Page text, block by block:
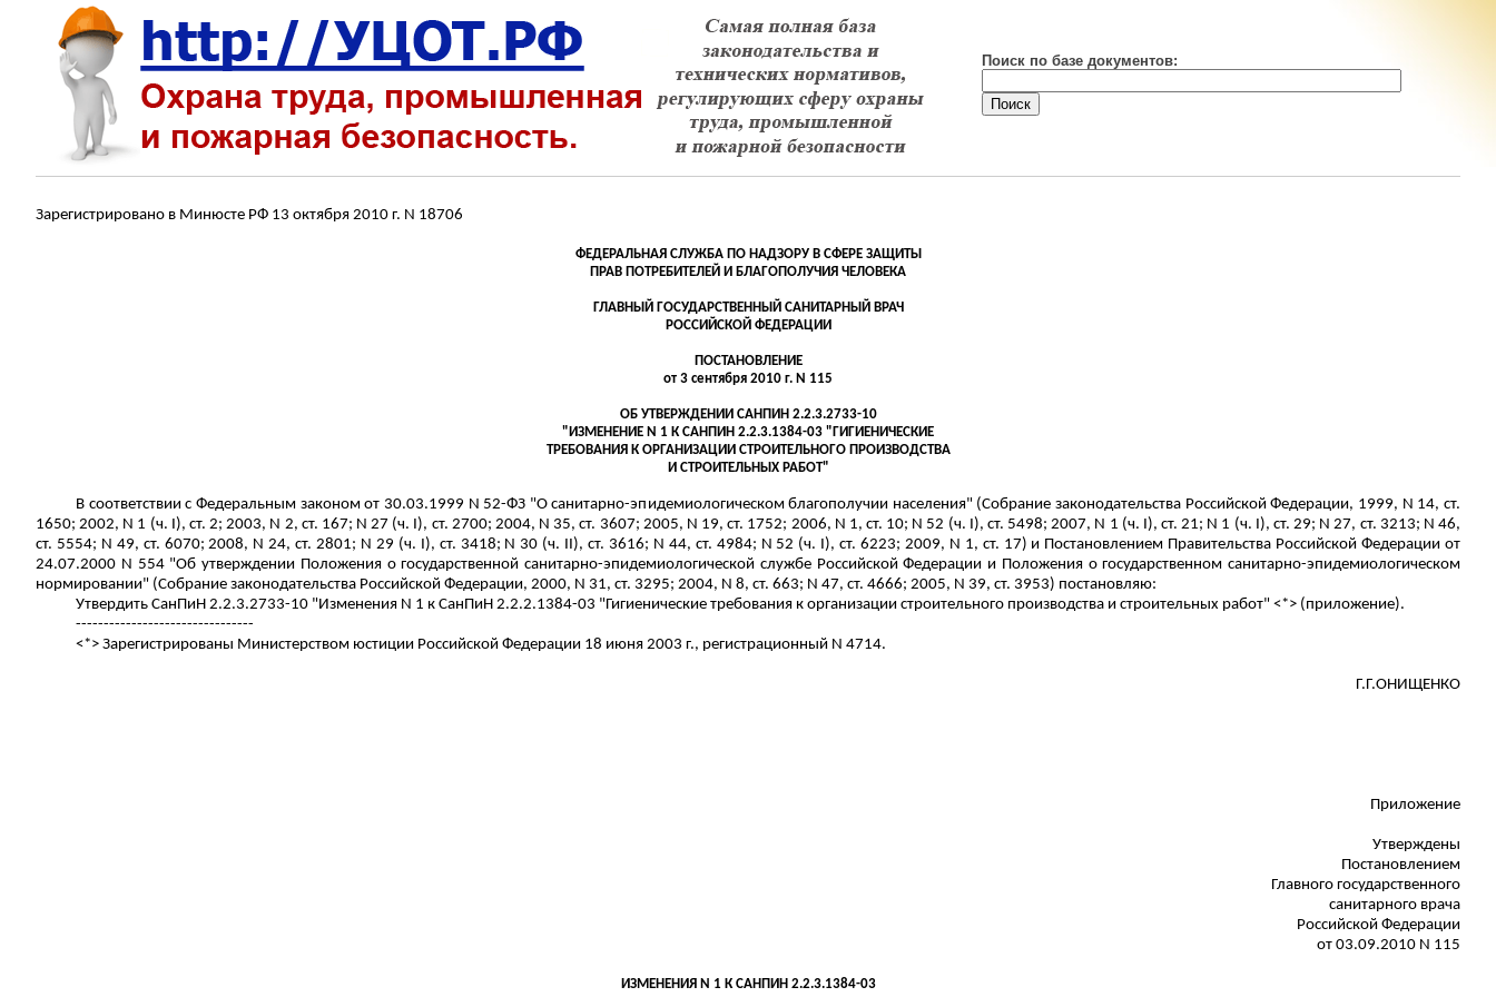
Поиск по базе документов:
Зарегистрировано в Минюсте РФ 13 октября 2010 г. N 18706
ФЕДЕРАЛЬНАЯ СЛУЖБА ПО НАДЗОРУ В СФЕРЕ ЗАЩИТЫ
ПРАВ ПОТРЕБИТЕЛЕЙ И БЛАГОПОЛУЧИЯ ЧЕЛОВЕКА
ГЛАВНЫЙ ГОСУДАРСТВЕННЫЙ САНИТАРНЫЙ ВРАЧ
РОССИЙСКОЙ ФЕДЕРАЦИИ
ПОСТАНОВЛЕНИЕ
от 3 сентября 2010 г. N 115
ОБ УТВЕРЖДЕНИИ САНПИН 2.2.3.2733-10
"ИЗМЕНЕНИЕ N 1 К САНПИН 2.2.3.1384-03 "ГИГИЕНИЧЕСКИЕ
ТРЕБОВАНИЯ К ОРГАНИЗАЦИИ СТРОИТЕЛЬНОГО ПРОИЗВОДСТВА
И СТРОИТЕЛЬНЫХ РАБОТ"
В соответствии с Федеральным законом от 30.03.1999 N 52-ФЗ "О санитарно-эпидемиологическом благополучии населения" (Собрание законодательства Российской Федерации, 1999, N 14, ст.
1650; 2002, N 1 (ч. I), ст. 2; 2003, N 2, ст. 167; N 27 (ч. I), ст. 2700; 2004, N 35, ст. 3607; 2005, N 19, ст. 1752; 2006, N 1, ст. 10; N 52 (ч. I), ст. 5498; 2007, N 1 (ч. I), ст. 21; N 1 (ч. I), ст. 29; N 27, ст. 3213; N 46,
ст. 5554; N 49, ст. 6070; 2008, N 24, ст. 2801; N 29 (ч. I), ст. 3418; N 30 (ч. II), ст. 3616; N 44, ст. 4984; N 52 (ч. I), ст. 6223; 2009, N 1, ст. 17) и Постановлением Правительства Российской Федерации от
24.07.2000 N 554 "Об утверждении Положения о государственной санитарно-эпидемиологической службе Российской Федерации и Положения о государственном санитарно-эпидемиологическом
нормировании" (Собрание законодательства Российской Федерации, 2000, N 31, ст. 3295; 2004, N 8, ст. 663; N 47, ст. 4666; 2005, N 39, ст. 3953) постановляю:
Утвердить СанПиН 2.2.3.2733-10 "Изменения N 1 к СанПиН 2.2.2.1384-03 "Гигиенические требования к организации строительного производства и строительных работ" <*> (приложение).
--------------------------------
<*> Зарегистрированы Министерством юстиции Российской Федерации 18 июня 2003 г., регистрационный N 4714.
Г.Г.ОНИЩЕНКО
Приложение
Утверждены
Постановлением
Главного государственного
санитарного врача
Российской Федерации
от 03.09.2010 N 115
ИЗМЕНЕНИЯ N 1КСАНПИН 2.2.3.1384-03